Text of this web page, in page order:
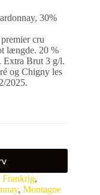
30%
cru
længde. 20 %
Extra Brut 3 g/l.
og Chigny les
2025.
Frankrig,
, Montagne